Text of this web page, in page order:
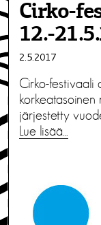
Cirko-
12.-
2.5.2017
Cirko-festivaali
korkeatasoinen
järjestetty
Lue lisää…